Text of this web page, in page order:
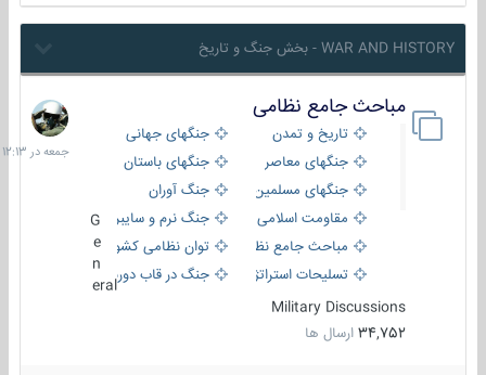
WAR AND HISTORY - بخش جنگ و تاریخ
مباحث جامع نظامی
تاریخ و تمدن
جنگهای جهانی
جنگهای معاصر
جنگهای باستان
جنگهای مسلمین
جنگ آوران
مقاومت اسلامی
جنگ نرم و سایبری
مباحث جامع نظامی
توان نظامی کشورها
تسلیحات استراتژیک
جنگ در قاب دوربین
eral
Military Discussions
34,752 ارسال ها
جمعه
در
12:13